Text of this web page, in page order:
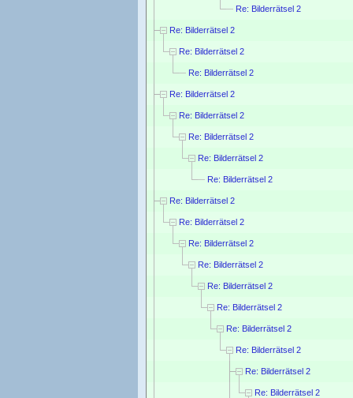
Re: Bilderrätsel 2
Re: Bilderrätsel 2
Re: Bilderrätsel 2
Re: Bilderrätsel 2
Re: Bilderrätsel 2
Re: Bilderrätsel 2
Re: Bilderrätsel 2
Re: Bilderrätsel 2
Re: Bilderrätsel 2
Re: Bilderrätsel 2
Re: Bilderrätsel 2
Re: Bilderrätsel 2
Re: Bilderrätsel 2
Re: Bilderrätsel 2
Re: Bilderrätsel 2
Re: Bilderrätsel 2
Re: Bilderrätsel 2
Re: Bilderrätsel 2
Re: Bilderrätsel 2